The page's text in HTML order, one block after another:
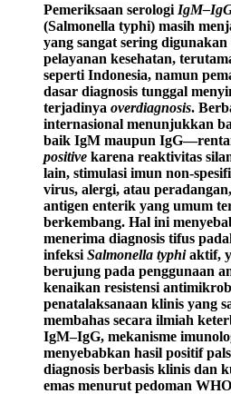
Pemeriksaan serologi
(Salmonella typhi) masih
yang sangat sering
pelayanan kesehatan,
seperti Indonesia, namun
dasar diagnosis tunggal
terjadinya overdiagnosis.
internasional menunjukkan
baik IgM maupun
positive karena reaktivitas
lain, stimulasi imun non-
virus, alergi, atau
antigen enterik yang umum
berkembang. Hal ini
menerima diagnosis tifus
infeksi Salmonella typhiaktif,
berujung pada penggunaan
kenaikan resistensi
penatalaksanaan klinis yang
membahas secara ilmiah
IgM–IgG, mekanisme
menyebabkan hasil positif
diagnosis berbasis klinis dan
emas menurut pedoman